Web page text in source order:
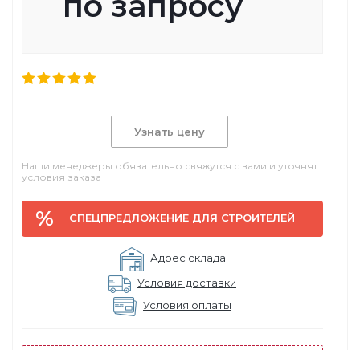
Узнать цену
Наши менеджеры обязательно свяжутся с вами и уточнят
условия заказа
СПЕЦПРЕДЛОЖЕНИЕ ДЛЯ СТРОИТЕЛЕЙ
Адрес склада
Условия доставки
Условия оплаты